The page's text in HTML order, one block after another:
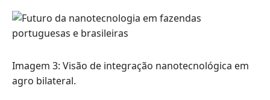
Imagem 3: Visão de integração nanotecnológica em
agro bilateral.